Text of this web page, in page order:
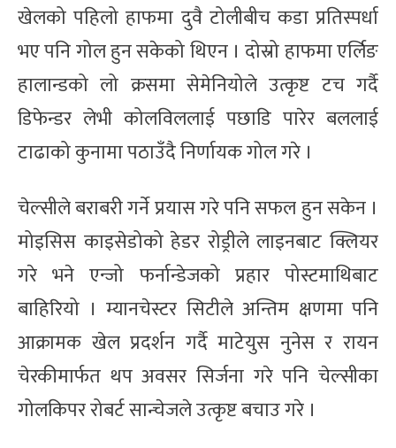
खेलको पहिलो हाफमा दुवै टोलीबीच कडा प्रतिस्पर्धा
भए पनि गोल हुन सकेको थिएन । दोस्रो हाफमा एर्लिङ
हालान्डको लो क्रसमा सेमेनियोले उत्कृष्ट टच गर्दै
डिफेन्डर लेभी कोलविललाई पछाडि पारेर बललाई
टाढाको कुनामा पठाउँदै निर्णायक गोल गरे ।
चेल्सीले बराबरी गर्ने प्रयास गरे पनि सफल हुन सकेन ।
मोइसिस काइसेडोको हेडर रोड्रीले लाइनबाट क्लियर
गरे भने एन्जो फर्नान्डेजको प्रहार पोस्टमाथिबाट
बाहिरियो । म्यानचेस्टर सिटीले अन्तिम क्षणमा पनि
आक्रामक खेल प्रदर्शन गर्दै माटेयुस नुनेस र रायन
चेरकीमार्फत थप अवसर सिर्जना गरे पनि चेल्सीका
गोलकिपर रोबर्ट सान्चेजले उत्कृष्ट बचाउ गरे ।